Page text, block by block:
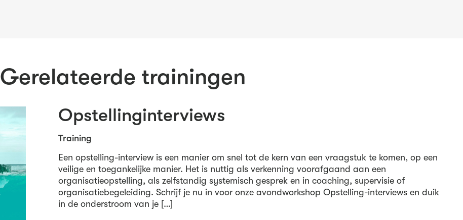
Gerelateerde trainingen
Opstellinginterviews
Training
Een opstelling-interview is een manier om snel tot de kern van een vraagstuk te komen, op een
veilige en toegankelijke manier. Het is nuttig als verkenning voorafgaand aan een
organisatieopstelling, als zelfstandig systemisch gesprek en in coaching, supervisie of
organisatiebegeleiding. Schrijf je nu in voor onze avondworkshop Opstelling-interviews en duik
in de onderstroom van je […]